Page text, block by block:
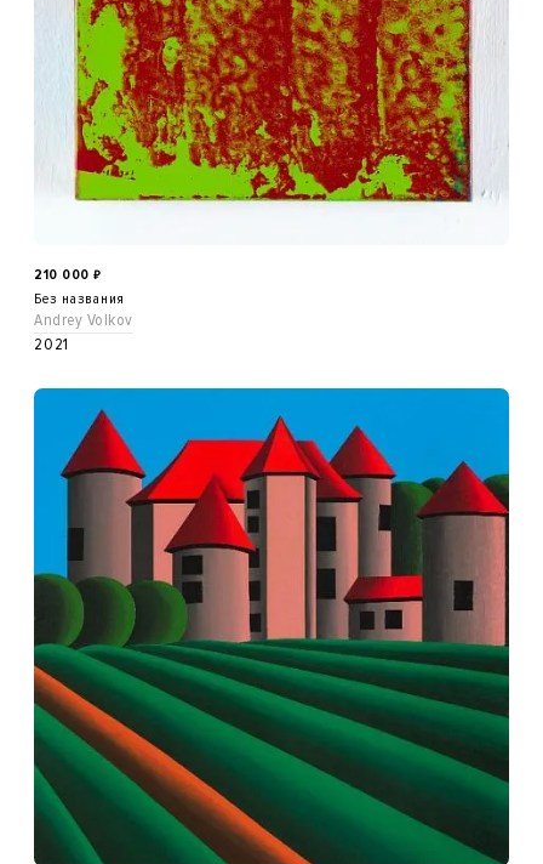
210 000 ₽
Без названия
Andrey Volkov
2021